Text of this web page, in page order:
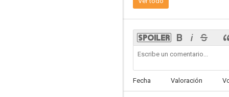
--
Fecha Valoración